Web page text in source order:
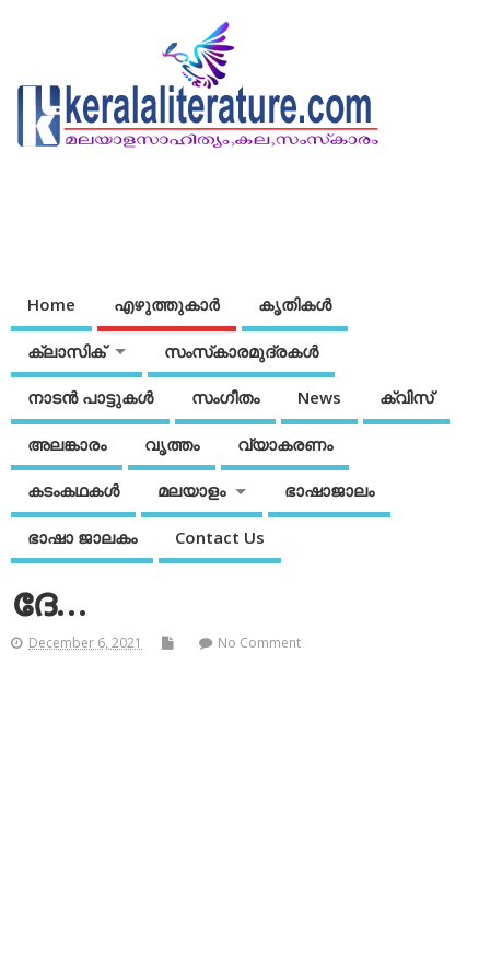
Home എഴുത്തുകാര്‍ കൃതികൾ
ക്ലാസിക് സംസ്‌കാരമുദ്രകള്‍
നാടന്‍ പാട്ടുകള്‍ സംഗീതം News ക്വിസ്
അലങ്കാരം വൃത്തം വ്യാകരണം
കടംകഥകള്‍ മലയാളം ഭാഷാജാലം
ഭാഷാ ജാലകം Contact Us
ദേ…
December 6, 2021 No Comment